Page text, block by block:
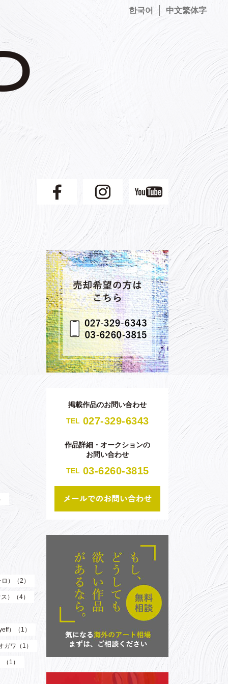
한국어 中文繁体字
）（2）
）（4）
）（1）
ガワ（1）
1）
掲載作品のお問い合わせ
TEL 027-329-6343
作品詳細・オークションの
お問い合わせ
TEL 03-6260-3815